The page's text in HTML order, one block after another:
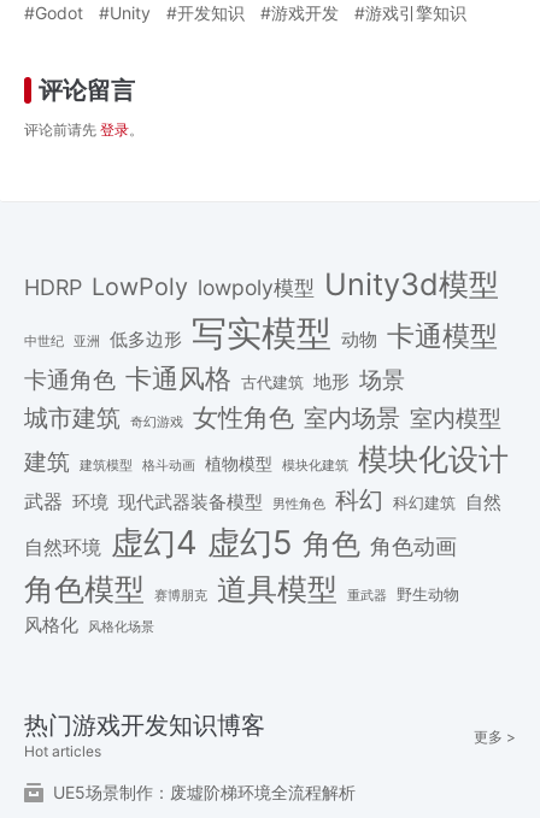
Godot Unity 开发知识 游戏开发 游戏引擎知识
评论留言
评论前请先 登录。
HDRP LowPoly lowpoly模型 Unity3d模型
中世纪 亚洲 低多边形 写实模型 动物 卡通模型
卡通角色 卡通风格 古代建筑 地形 场景
城市建筑
奇幻游戏 女性角色 室内场景 室内模型
建筑 建筑模型 格斗动画 植物模型 模块化建筑 模块化设计
武器 环境 现代武器装备模型 男性角色 科幻 科幻建筑 自然
自然环境 虚幻4 虚幻5 角色 角色动画
角色模型 赛博朋克 道具模型 重武器 野生动物
风格化 风格化场景
热门游戏开发知识博客
Hot articles
更多 >
UE5场景制作：废墟阶梯环境全流程解析